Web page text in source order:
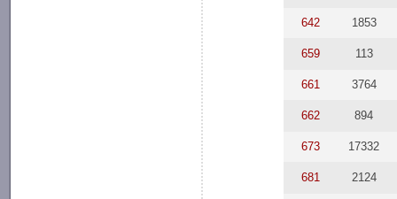
642 1853
659 113
661 3764
662 894
673 17332
681 2124